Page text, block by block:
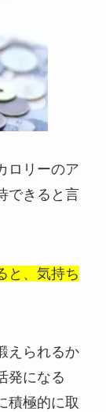
ロリーのア
できると言
と、気持ち
えられるか
発になる
積極的に取